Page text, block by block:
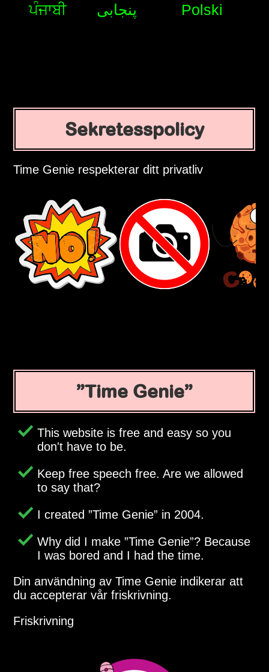
ਪੰਜਾਬੀ پنجابی Polski
Sekretesspolicy
Time Genie respekterar ditt privatliv
Time Genie
This website is free and easy so you
don't have to be.
Keep free speech free. Are we allowed
to say that?
I created Time Genie in 2004.
Why did I make Time Genie ? Because
I was bored and I had the time.
Din användning av Time Genie indikerar att
du accepterar vår friskrivning.
Friskrivning